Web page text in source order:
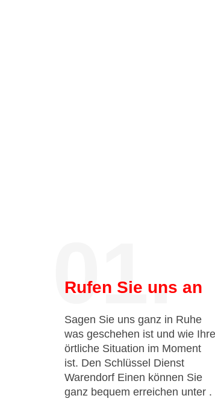
01.
Rufen Sie uns an
Sagen Sie uns ganz in Ruhe
was geschehen ist und wie Ihre
örtliche Situation im Moment
ist. Den Schlüssel Dienst
Warendorf Einen können Sie
ganz bequem erreichen unter .